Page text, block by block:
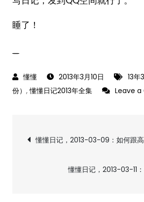
睡了！
_
2013年3月10日 13年
份） ,懂懂日记2013年全集 Leave
文
懂懂日记，2013-03-09：如何跟高
懂懂日记，2013-03-11